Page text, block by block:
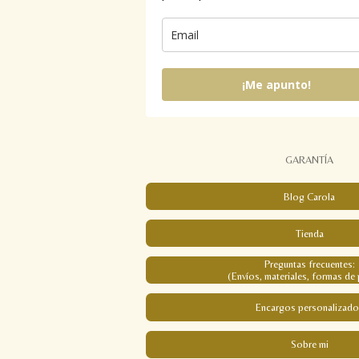
¡Me apunto!
GARANTÍA
Blog Carola
Tienda
Preguntas frecuentes:
(Envíos, materiales, formas de
Encargos
Sobre mi